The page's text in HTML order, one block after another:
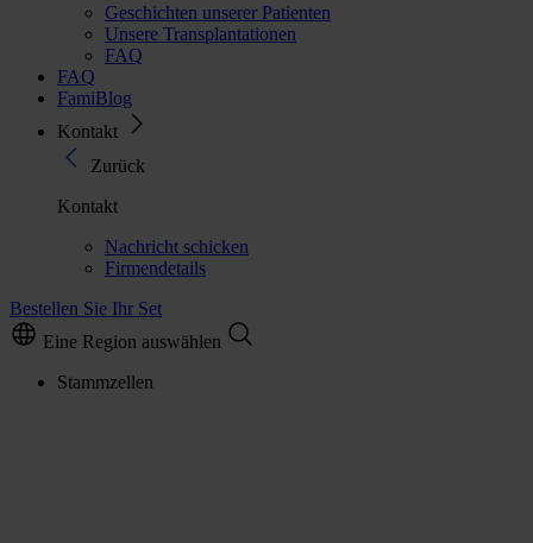
Geschichten unserer Patienten
Unsere Transplantationen
FAQ
FAQ
FamiBlog
Kontakt
Zurück
Kontakt
Nachricht schicken
Firmendetails
Bestellen Sie Ihr Set
Eine Region auswählen
Stammzellen